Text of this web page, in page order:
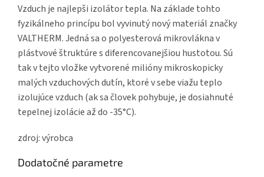
Vzduch je najlepši izolátor tepla. Na základe tohto
fyzikálneho princípu bol vyvinutý nový materiál značky
VALTHERM. Jedná sa o polyesterová mikrovlákna v
plástvové štruktúre s diferencovanejšiou hustotou. Sú
tak v tejto vložke vytvorené milióny mikroskopicky
malých vzduchových dutín, ktoré v sebe viažu teplo
izolujúce vzduch (ak sa človek pohybuje, je dosiahnuté
tepelnej izolácie až do -35°C).
zdroj: výrobca
Dodatočné parametre